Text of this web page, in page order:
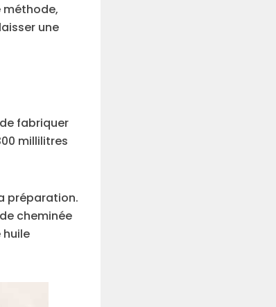
méthode,
une
fabriquer
millilitres
préparation.
cheminée